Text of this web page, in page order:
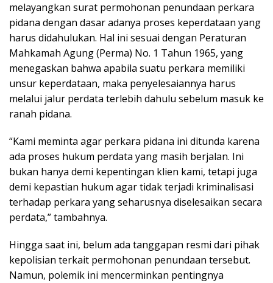
melayangkan surat permohonan penundaan perkara
pidana dengan dasar adanya proses keperdataan yang
harus didahulukan. Hal ini sesuai dengan Peraturan
Mahkamah Agung (Perma) No. 1 Tahun 1965, yang
menegaskan bahwa apabila suatu perkara memiliki
unsur keperdataan, maka penyelesaiannya harus
melalui jalur perdata terlebih dahulu sebelum masuk ke
ranah pidana.
“Kami meminta agar perkara pidana ini ditunda karena
ada proses hukum perdata yang masih berjalan. Ini
bukan hanya demi kepentingan klien kami, tetapi juga
demi kepastian hukum agar tidak terjadi kriminalisasi
terhadap perkara yang seharusnya diselesaikan secara
perdata,” tambahnya.
Hingga saat ini, belum ada tanggapan resmi dari pihak
kepolisian terkait permohonan penundaan tersebut.
Namun, polemik ini mencerminkan pentingnya